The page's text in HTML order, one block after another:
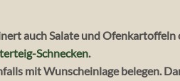
auch Salate und Ofenkartoffeln
Schnecken.
mit Wunscheinlage belegen.